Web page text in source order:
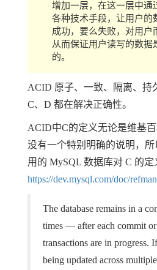
增加一层，在这一层中通
各种技术手段，让用户的
成功，要么失败，对用户
从而保证用户读写的数据
的。
ACID 原子、一致、隔离、持
C、D 都在解决正确性。
ACID中C的定义无论是维基
没有一个特别明确的说明，
用的 MySQL 数据库对 C 的定
https://dev.mysql.com/doc/
The database remains in a
times — after each commit
transactions are in progress.
being updated across